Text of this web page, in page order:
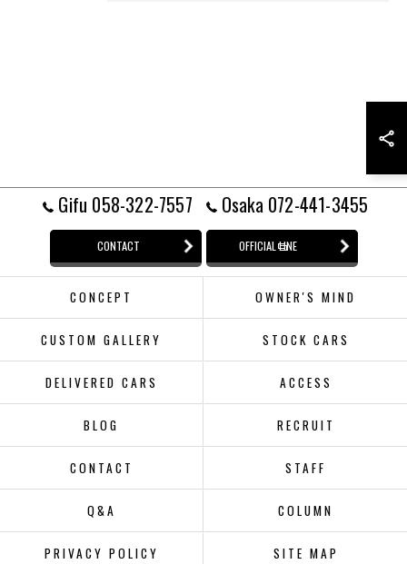
Gifu 058-322-7557 Osaka 072-441-3455
CONTACT OFFICIAL LINE
CONCEPT OWNER'S MIND
CUSTOM GALLERY STOCK CARS
DELIVERED CARS ACCESS
BLOG RECRUIT
CONTACT STAFF
Q&A COLUMN
PRIVACY POLICY SITE MAP